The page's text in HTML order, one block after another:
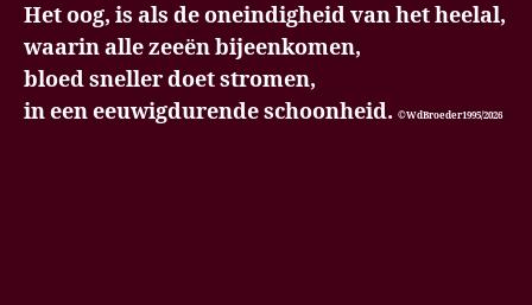
Het oog, is als de oneindigheid van het heelal,
waarin alle zeeën bijeenkomen,
bloed sneller doet stromen,
in een eeuwigdurende schoonheid. ©WdBroeder1995/2026